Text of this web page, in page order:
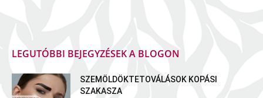
LEGUTÓBBI BEJEGYZÉSEK A BLOGON
SZEMÖLDÖKTETOVÁLÁSOK KOPÁSI
SZAKASZA